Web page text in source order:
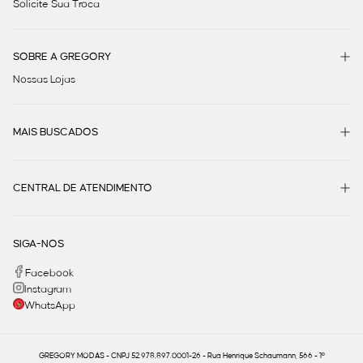
Solicite Sua Troca
SOBRE A GREGORY
Nossas Lojas
MAIS BUSCADOS
CENTRAL DE ATENDIMENTO
SIGA-NOS
Facebook
Instagram
WhatsApp
GREGORY MODAS - CNPJ 52.978.897.0001-26 - Rua Henrique Schaumann, 566 - 1º